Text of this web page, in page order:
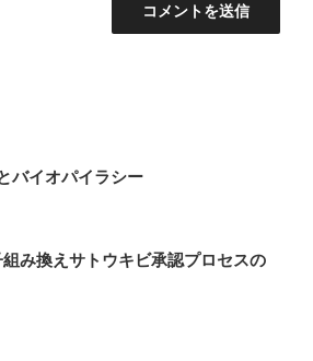
バイオパイラシー
み換えサトウキビ承認プロセスの